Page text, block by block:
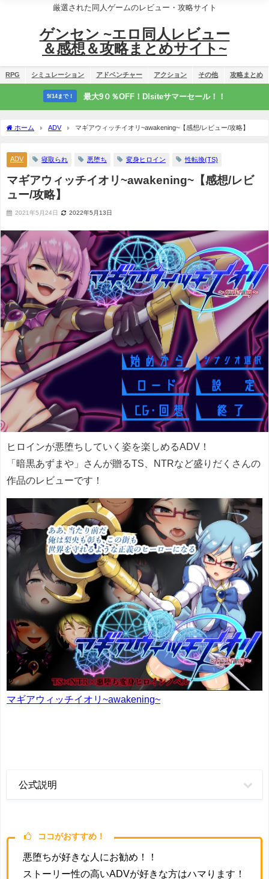
厳選された同人ゲームのレビュー・攻略サイト
ゲンセン ~エロ同人レビュー
＆感想＆攻略まとめサイト~
RPG シミュレーション アドベンチャー アクション その他 攻略まとめ
9/14まで！ 最大9０％OFF！Dlsiteサマーセール！！
ホーム ADV マギアウィッチイオリ~awakening~【感想/レビュー/攻略】
ADV 寝取られ 悪堕ち 変身ヒロイン 性転換(TS)
マギアウィッチイオリ~awakening~【感想/レビ
ュー/攻略】
2021年5月24日 2022年5月13日
ヒロインが悪堕ちしていく姿を楽しめるADV！
「暗黒あずまや」さんが贈るTS、NTRなど盛りだくさんの
作品のレビューです！
マギアウィッチイオリ~awakening~
公式説明
ココがおすすめ！
悪堕ちが好きな人にお勧め！！
ストーリー性の高いADVが好きな方はハマります！